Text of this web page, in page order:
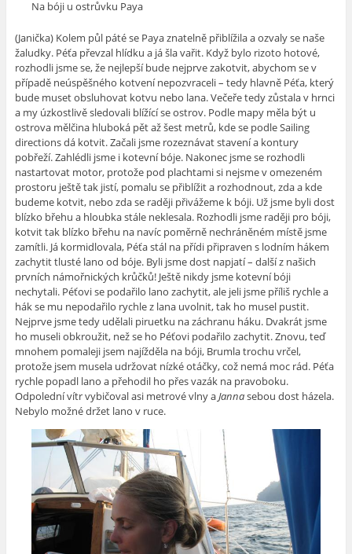
Na bóji u ostrůvku Paya
(Janička) Kolem půl páté se Paya znatelně přiblížila a ozvaly se naše
žaludky. Péťa převzal hlídku a já šla vařit. Když bylo rizoto hotové,
rozhodli jsme se, že nejlepší bude nejprve zakotvit, abychom se v
případě neúspěšného kotvení nepozvraceli – tedy hlavně Péťa, který
bude muset obsluhovat kotvu nebo lana. Večeře tedy zůstala v hrnci
a my úzkostlivě sledovali blížící se ostrov. Podle mapy měla být u
ostrova mělčina hluboká pět až šest metrů, kde se podle Sailing
directions dá kotvit. Začali jsme rozeznávat stavení a kontury
pobřeží. Zahlédli jsme i kotevní bóje. Nakonec jsme se rozhodli
nastartovat motor, protože pod plachtami si nejsme v omezeném
prostoru ještě tak jistí, pomalu se přiblížit a rozhodnout, zda a kde
budeme kotvit, nebo zda se raději přivážeme k bóji. Už jsme byli dost
blízko břehu a hloubka stále neklesala. Rozhodli jsme raději pro bóji,
kotvit tak blízko břehu na navíc poměrně nechráněném místě jsme
zamítli. Já kormidlovala, Péťa stál na přídi připraven s lodním hákem
zachytit tlusté lano od bóje. Byli jsme dost napjatí – další z našich
prvních námořnických krůčků! Ještě nikdy jsme kotevní bóji
nechytali. Péťovi se podařilo lano zachytit, ale jeli jsme příliš rychle a
hák se mu nepodařilo rychle z lana uvolnit, tak ho musel pustit.
Nejprve jsme tedy udělali piruetku na záchranu háku. Dvakrát jsme
ho museli obkroužit, než se ho Péťovi podařilo zachytit. Znovu, teď
mnohem pomaleji jsem najížděla na bóji, Brumla trochu vrčel,
protože jsem musela udržovat nízké otáčky, což nemá moc rád. Péťa
rychle popadl lano a přehodil ho přes vazák na pravoboku.
Odpolední vítr vybičoval asi metrové vlny aJannasebou dost házela.
Nebylo možné držet lano v ruce.